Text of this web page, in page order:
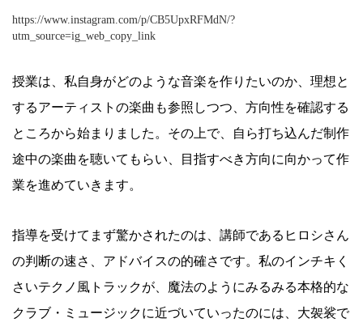
https://www.instagram.com/p/CB5UpxRFMdN/?
utm_source=ig_web_copy_link
授業は、私自身がどのような音楽を作りたいのか、理想と
するアーティストの楽曲も参照しつつ、方向性を確認する
ところから始まりました。その上で、自ら打ち込んだ制作
途中の楽曲を聴いてもらい、目指すべき方向に向かって作
業を進めていきます。
指導を受けてまず驚かされたのは、講師であるヒロシさん
の判断の速さ、アドバイスの的確さです。私のインチキく
さいテクノ風トラックが、魔法のようにみるみる本格的な
クラブ・ミュージックに近づいていったのには、大袈裟で